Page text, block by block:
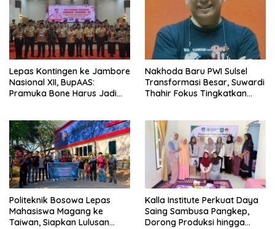
Lepas Kontingen ke Jambore
Nasional XII, BupAAS:
Pramuka Bone Harus Jadi
Nakhoda Baru PWI Sulsel
Transformasi Besar, Suwardi
Thahir Fokus Tingkatkan
Politeknik Bosowa Lepas
Mahasiswa Magang ke
Taiwan, Siapkan Lulusan
Kalla Institute Perkuat Daya
Saing Sambusa Pangkep,
Dorong Produksi hingga